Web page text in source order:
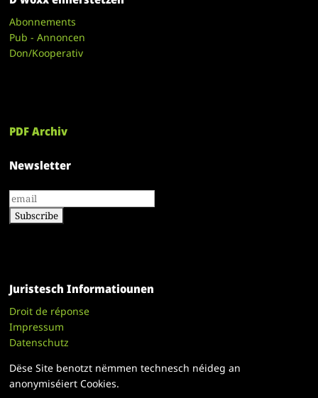
Abonnements
Pub - Annoncen
Don/Kooperativ
PDF Archiv
Newsletter
Juristesch Informatiounen
Droit de réponse
Impressum
Datenschutz
Dëse Site benotzt nëmmen technesch néideg an
anonymiséiert Cookies.